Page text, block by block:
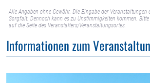
Alle Angaben ohne Gewähr. Die Eingabe der
Sorgfalt. Dennoch kann es zu Unstimmigkeiten kommen.
auf die Seite des Veranstalters/Veranstaltungsortes.
Informationen zum